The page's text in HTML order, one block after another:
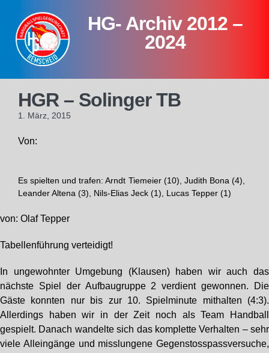
content
HG- Archiv 2012 –
2024
HGR – Solinger TB
1. März, 2015
Von:
Es spielten und trafen: Arndt Tiemeier (10), Judith Bona (4),
Leander Altena (3), Nils-Elias Jeck (1), Lucas Tepper (1)
von: Olaf Tepper
Tabellenführung verteidigt!
In ungewohnter Umgebung (Klausen) haben wir auch das
nächste Spiel der Aufbaugruppe 2 verdient gewonnen. Die
Gäste konnten nur bis zur 10. Spielminute mithalten (4:3).
Allerdings haben wir in der Zeit noch als Team Handball
gespielt. Danach wandelte sich das komplette Verhalten – sehr
viele Alleingänge und misslungene Gegenstosspassversuche,